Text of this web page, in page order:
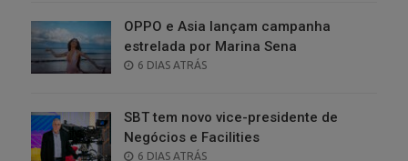
OPPO e Asia lançam campanha
estrelada por Marina Sena
POSTED
6 DIAS ATRÁS
SBT tem novo vice-presidente de
Negócios e Facilities
POSTED
6 DIAS ATRÁS